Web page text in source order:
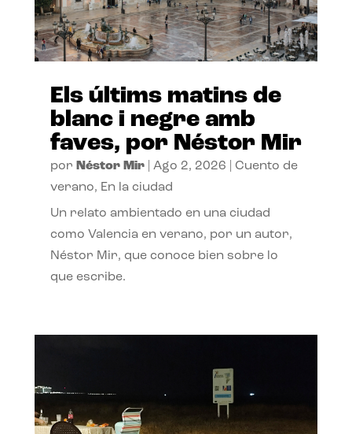
Els últims matins de
blanc i negre amb
faves, por Néstor Mir
por Néstor Mir| Ago 2, 2026
Cuento de
verano, En la ciudad
Un relato ambientado en una ciudad
como Valencia en verano, por un autor,
Néstor Mir, que conoce bien sobre lo
que escribe.